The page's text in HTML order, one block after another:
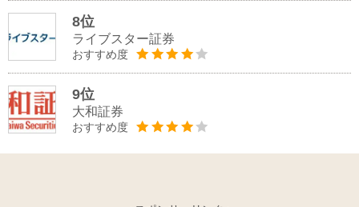
8位
ライブスター証券
おすすめ度
9位
大和証券
おすすめ度